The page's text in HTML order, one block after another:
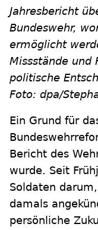
Jahresbericht
Bundeswehr,
ermöglicht
Missstände und
politische
Foto: dpa/
Ein Grund für
Bericht des
wurde. Seit
Soldaten
damals
persönliche